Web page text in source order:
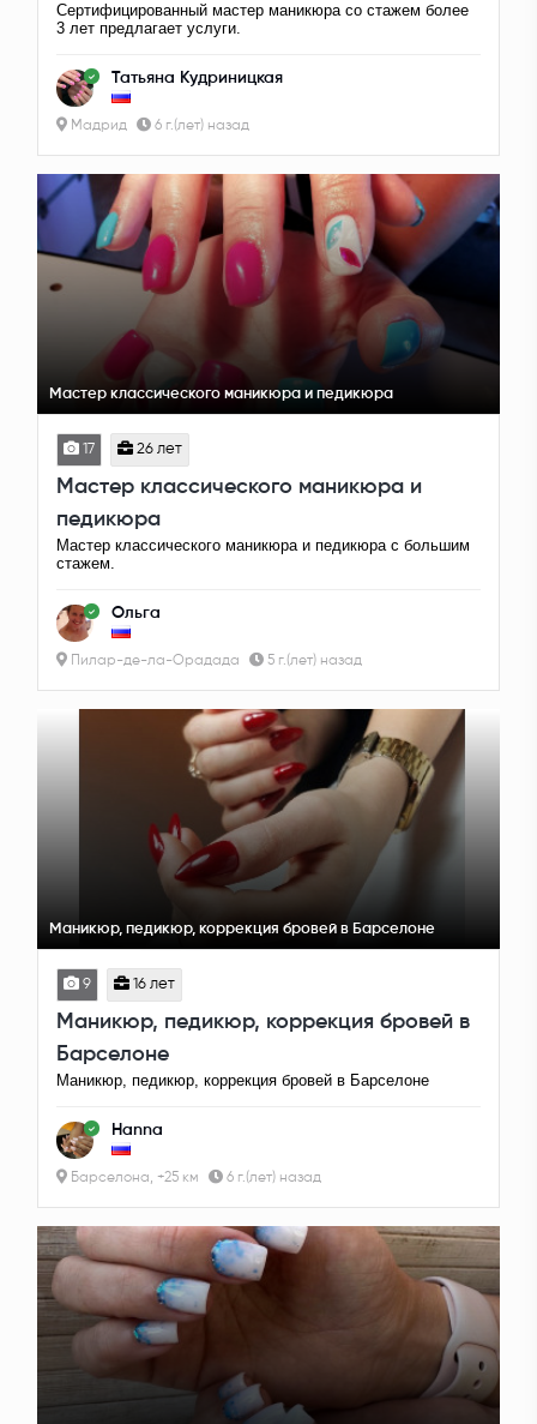
Сертифицированный мастер маникюра со стажем более
3 лет предлагает услуги.
Татьяна Кудриницкая
Мадрид 6 г.(лет) назад
Мастер классического маникюра и педикюра
17 26 лет
Мастер классического маникюра и
педикюра
Мастер классического маникюра и педикюра с большим
стажем.
Ольга
Пилар-де-ла-Орадада 5 г.(лет) назад
Маникюр, педикюр, коррекция бровей в Барселоне
9 16 лет
Маникюр, педикюр, коррекция бровей в
Барселоне
Маникюр, педикюр, коррекция бровей в Барселоне
Hanna
Барселона, +25 км 6 г.(лет) назад